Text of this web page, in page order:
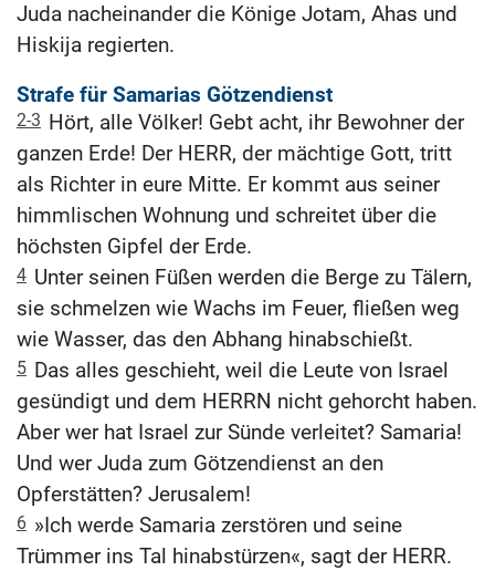
Juda nacheinander die Könige Jotam, Ahas und
Hiskija regierten.
Strafe für Samarias Götzendienst
2-3 Hört, alle Völker! Gebt acht, ihr Bewohner der
ganzen Erde! Der HERR, der mächtige Gott, tritt
als Richter in eure Mitte. Er kommt aus seiner
himmlischen Wohnung und schreitet über die
höchsten Gipfel der Erde.
4 Unter seinen Füßen werden die Berge zu Tälern,
sie schmelzen wie Wachs im Feuer, fließen weg
wie Wasser, das den Abhang hinabschießt.
5 Das alles geschieht, weil die Leute von Israel
gesündigt und dem HERRN nicht gehorcht haben.
Aber wer hat Israel zur Sünde verleitet? Samaria!
Und wer Juda zum Götzendienst an den
Opferstätten? Jerusalem!
6 »Ich werde Samaria zerstören und seine
Trümmer ins Tal hinabstürzen«, sagt der HERR.